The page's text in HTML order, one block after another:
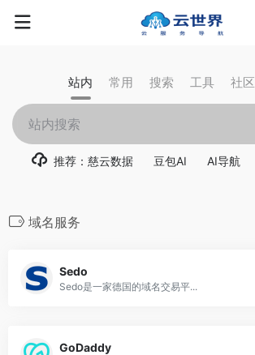
站内 常用 搜索 工具 社区
推荐：慈云数据 豆包AI AI导航
域名服务
Sedo
Sedo是一家德国的域名交易平...
GoDaddy